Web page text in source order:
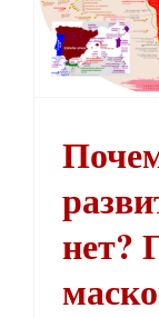
нет?